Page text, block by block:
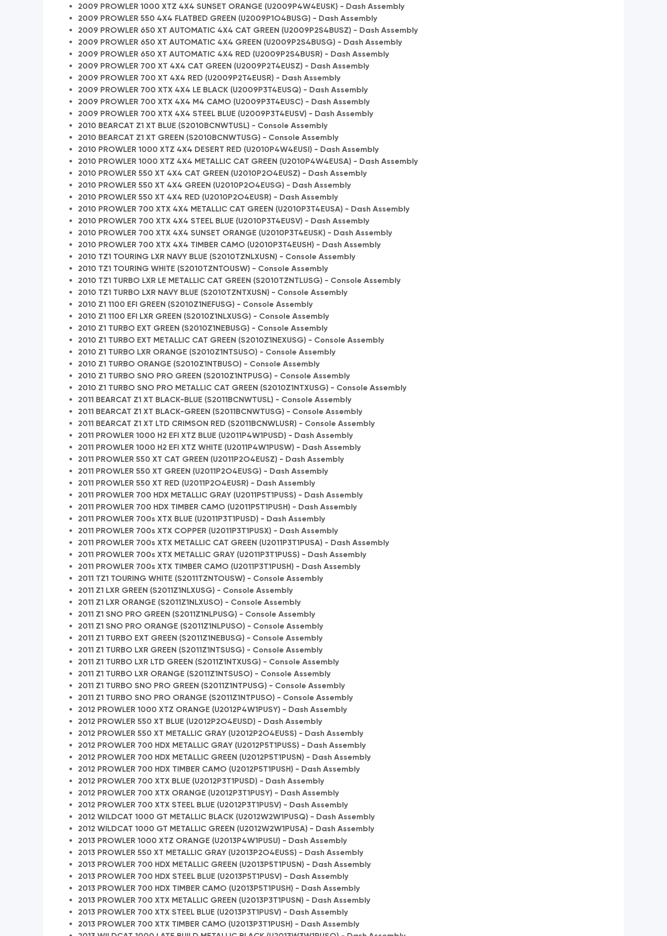
2009 PROWLER 1000 XTZ 4X4 SUNSET ORANGE (U2009P4W4EUSK) - Dash Assembly
2009 PROWLER 550 4X4 FLATBED GREEN (U2009P1O4BUSG) - Dash Assembly
2009 PROWLER 650 XT AUTOMATIC 4X4 CAT GREEN (U2009P2S4BUSZ) - Dash Assembly
2009 PROWLER 650 XT AUTOMATIC 4X4 GREEN (U2009P2S4BUSG) - Dash Assembly
2009 PROWLER 650 XT AUTOMATIC 4X4 RED (U2009P2S4BUSR) - Dash Assembly
2009 PROWLER 700 XT 4X4 CAT GREEN (U2009P2T4EUSZ) - Dash Assembly
2009 PROWLER 700 XT 4X4 RED (U2009P2T4EUSR) - Dash Assembly
2009 PROWLER 700 XTX 4X4 LE BLACK (U2009P3T4EUSQ) - Dash Assembly
2009 PROWLER 700 XTX 4X4 M4 CAMO (U2009P3T4EUSC) - Dash Assembly
2009 PROWLER 700 XTX 4X4 STEEL BLUE (U2009P3T4EUSV) - Dash Assembly
2010 BEARCAT Z1 XT BLUE (S2010BCNWTUSL) - Console Assembly
2010 BEARCAT Z1 XT GREEN (S2010BCNWTUSG) - Console Assembly
2010 PROWLER 1000 XTZ 4X4 DESERT RED (U2010P4W4EUSI) - Dash Assembly
2010 PROWLER 1000 XTZ 4X4 METALLIC CAT GREEN (U2010P4W4EUSA) - Dash Assembly
2010 PROWLER 550 XT 4X4 CAT GREEN (U2010P2O4EUSZ) - Dash Assembly
2010 PROWLER 550 XT 4X4 GREEN (U2010P2O4EUSG) - Dash Assembly
2010 PROWLER 550 XT 4X4 RED (U2010P2O4EUSR) - Dash Assembly
2010 PROWLER 700 XTX 4X4 METALLIC CAT GREEN (U2010P3T4EUSA) - Dash Assembly
2010 PROWLER 700 XTX 4X4 STEEL BLUE (U2010P3T4EUSV) - Dash Assembly
2010 PROWLER 700 XTX 4X4 SUNSET ORANGE (U2010P3T4EUSK) - Dash Assembly
2010 PROWLER 700 XTX 4X4 TIMBER CAMO (U2010P3T4EUSH) - Dash Assembly
2010 TZ1 TOURING LXR NAVY BLUE (S2010TZNLXUSN) - Console Assembly
2010 TZ1 TOURING WHITE (S2010TZNTOUSW) - Console Assembly
2010 TZ1 TURBO LXR LE METALLIC CAT GREEN (S2010TZNTLUSG) - Console Assembly
2010 TZ1 TURBO LXR NAVY BLUE (S2010TZNTXUSN) - Console Assembly
2010 Z1 1100 EFI GREEN (S2010Z1NEFUSG) - Console Assembly
2010 Z1 1100 EFI LXR GREEN (S2010Z1NLXUSG) - Console Assembly
2010 Z1 TURBO EXT GREEN (S2010Z1NEBUSG) - Console Assembly
2010 Z1 TURBO EXT METALLIC CAT GREEN (S2010Z1NEXUSG) - Console Assembly
2010 Z1 TURBO LXR ORANGE (S2010Z1NTSUSO) - Console Assembly
2010 Z1 TURBO ORANGE (S2010Z1NTBUSO) - Console Assembly
2010 Z1 TURBO SNO PRO GREEN (S2010Z1NTPUSG) - Console Assembly
2010 Z1 TURBO SNO PRO METALLIC CAT GREEN (S2010Z1NTXUSG) - Console Assembly
2011 BEARCAT Z1 XT BLACK-BLUE (S2011BCNWTUSL) - Console Assembly
2011 BEARCAT Z1 XT BLACK-GREEN (S2011BCNWTUSG) - Console Assembly
2011 BEARCAT Z1 XT LTD CRIMSON RED (S2011BCNWLUSR) - Console Assembly
2011 PROWLER 1000 H2 EFI XTZ BLUE (U2011P4W1PUSD) - Dash Assembly
2011 PROWLER 1000 H2 EFI XTZ WHITE (U2011P4W1PUSW) - Dash Assembly
2011 PROWLER 550 XT CAT GREEN (U2011P2O4EUSZ) - Dash Assembly
2011 PROWLER 550 XT GREEN (U2011P2O4EUSG) - Dash Assembly
2011 PROWLER 550 XT RED (U2011P2O4EUSR) - Dash Assembly
2011 PROWLER 700 HDX METALLIC GRAY (U2011P5T1PUSS) - Dash Assembly
2011 PROWLER 700 HDX TIMBER CAMO (U2011P5T1PUSH) - Dash Assembly
2011 PROWLER 700s XTX BLUE (U2011P3T1PUSD) - Dash Assembly
2011 PROWLER 700s XTX COPPER (U2011P3T1PUSX) - Dash Assembly
2011 PROWLER 700s XTX METALLIC CAT GREEN (U2011P3T1PUSA) - Dash Assembly
2011 PROWLER 700s XTX METALLIC GRAY (U2011P3T1PUSS) - Dash Assembly
2011 PROWLER 700s XTX TIMBER CAMO (U2011P3T1PUSH) - Dash Assembly
2011 TZ1 TOURING WHITE (S2011TZNTOUSW) - Console Assembly
2011 Z1 LXR GREEN (S2011Z1NLXUSG) - Console Assembly
2011 Z1 LXR ORANGE (S2011Z1NLXUSO) - Console Assembly
2011 Z1 SNO PRO GREEN (S2011Z1NLPUSG) - Console Assembly
2011 Z1 SNO PRO ORANGE (S2011Z1NLPUSO) - Console Assembly
2011 Z1 TURBO EXT GREEN (S2011Z1NEBUSG) - Console Assembly
2011 Z1 TURBO LXR GREEN (S2011Z1NTSUSG) - Console Assembly
2011 Z1 TURBO LXR LTD GREEN (S2011Z1NTXUSG) - Console Assembly
2011 Z1 TURBO LXR ORANGE (S2011Z1NTSUSO) - Console Assembly
2011 Z1 TURBO SNO PRO GREEN (S2011Z1NTPUSG) - Console Assembly
2011 Z1 TURBO SNO PRO ORANGE (S2011Z1NTPUSO) - Console Assembly
2012 PROWLER 1000 XTZ ORANGE (U2012P4W1PUSY) - Dash Assembly
2012 PROWLER 550 XT BLUE (U2012P2O4EUSD) - Dash Assembly
2012 PROWLER 550 XT METALLIC GRAY (U2012P2O4EUSS) - Dash Assembly
2012 PROWLER 700 HDX METALLIC GRAY (U2012P5T1PUSS) - Dash Assembly
2012 PROWLER 700 HDX METALLIC GREEN (U2012P5T1PUSN) - Dash Assembly
2012 PROWLER 700 HDX TIMBER CAMO (U2012P5T1PUSH) - Dash Assembly
2012 PROWLER 700 XTX BLUE (U2012P3T1PUSD) - Dash Assembly
2012 PROWLER 700 XTX ORANGE (U2012P3T1PUSY) - Dash Assembly
2012 PROWLER 700 XTX STEEL BLUE (U2012P3T1PUSV) - Dash Assembly
2012 WILDCAT 1000 GT METALLIC BLACK (U2012W2W1PUSQ) - Dash Assembly
2012 WILDCAT 1000 GT METALLIC GREEN (U2012W2W1PUSA) - Dash Assembly
2013 PROWLER 1000 XTZ ORANGE (U2013P4W1PUSU) - Dash Assembly
2013 PROWLER 550 XT METALLIC GRAY (U2013P2O4EUSS) - Dash Assembly
2013 PROWLER 700 HDX METALLIC GREEN (U2013P5T1PUSN) - Dash Assembly
2013 PROWLER 700 HDX STEEL BLUE (U2013P5T1PUSV) - Dash Assembly
2013 PROWLER 700 HDX TIMBER CAMO (U2013P5T1PUSH) - Dash Assembly
2013 PROWLER 700 XTX METALLIC GREEN (U2013P3T1PUSN) - Dash Assembly
2013 PROWLER 700 XTX STEEL BLUE (U2013P3T1PUSV) - Dash Assembly
2013 PROWLER 700 XTX TIMBER CAMO (U2013P3T1PUSH) - Dash Assembly